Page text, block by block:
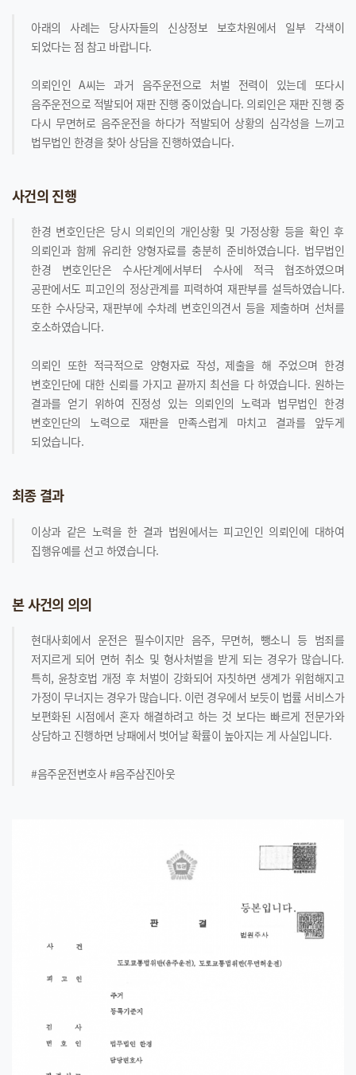
아래의 사례는 당사자들의 신상정보 보호차원에서 일부 각색이
되었다는 점 참고 바랍니다.
의뢰인인 A씨는 과거 음주운전으로 처벌 전력이 있는데 또다시
음주운전으로 적발되어 재판 진행 중이었습니다. 의뢰인은 재판 진행 중
다시 무면허로 음주운전을 하다가 적발되어 상황의 심각성을 느끼고
법무법인 한경을 찾아 상담을 진행하였습니다.
사건의 진행
한경 변호인단은 당시 의뢰인의 개인상황 및 가정상황 등을 확인 후
의뢰인과 함께 유리한 양형자료를 충분히 준비하였습니다. 법무법인
한경 변호인단은 수사단계에서부터 수사에 적극 협조하였으며
공판에서도 피고인의 정상관계를 피력하여 재판부를 설득하였습니다.
또한 수사당국, 재판부에 수차례 변호인의견서 등을 제출하며 선처를
호소하였습니다.
의뢰인 또한 적극적으로 양형자료 작성, 제출을 해 주었으며 한경
변호인단에 대한 신뢰를 가지고 끝까지 최선을 다 하였습니다. 원하는
결과를 얻기 위하여 진정성 있는 의뢰인의 노력과 법무법인 한경
변호인단의 노력으로 재판을 만족스럽게 마치고 결과를 앞두게
되었습니다.
최종 결과
이상과 같은 노력을 한 결과 법원에서는 피고인인 의뢰인에 대하여
집행유예를 선고 하였습니다.
본 사건의 의의
현대사회에서 운전은 필수이지만 음주, 무면허, 뺑소니 등 범죄를
저지르게 되어 면허 취소 및 형사처벌을 받게 되는 경우가 많습니다.
특히, 윤창호법 개정 후 처벌이 강화되어 자칫하면 생계가 위험해지고
가정이 무너지는 경우가 많습니다. 이런 경우에서 보듯이 법률 서비스가
보편화된 시점에서 혼자 해결하려고 하는 것 보다는 빠르게 전문가와
상담하고 진행하면 낭패에서 벗어날 확률이 높아지는 게 사실입니다.
#음주운전변호사 #음주삼진아웃